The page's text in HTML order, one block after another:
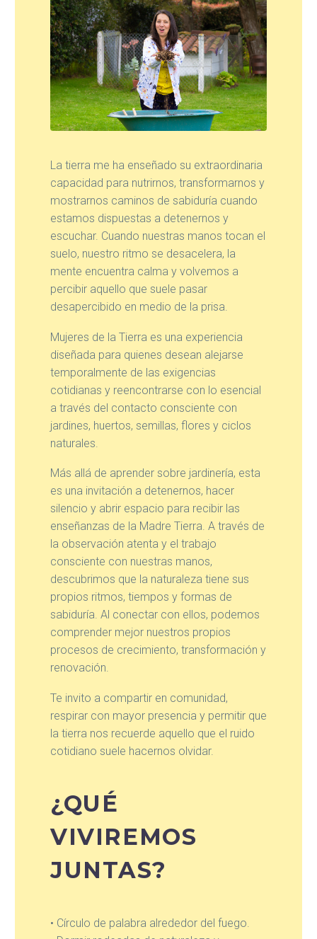
La tierra me ha enseñado su extraordinaria
capacidad para nutrirnos, transformarnos y
mostrarnos caminos de sabiduría cuando
estamos dispuestas a detenernos y
escuchar. Cuando nuestras manos tocan el
suelo, nuestro ritmo se desacelera, la
mente encuentra calma y volvemos a
percibir aquello que suele pasar
desapercibido en medio de la prisa.
Mujeres de la Tierra es una experiencia
diseñada para quienes desean alejarse
temporalmente de las exigencias
cotidianas y reencontrarse con lo esencial
a través del contacto consciente con
jardines, huertos, semillas, flores y ciclos
naturales.
Más allá de aprender sobre jardinería, esta
es una invitación a detenernos, hacer
silencio y abrir espacio para recibir las
enseñanzas de la Madre Tierra. A través de
la observación atenta y el trabajo
consciente con nuestras manos,
descubrimos que la naturaleza tiene sus
propios ritmos, tiempos y formas de
sabiduría. Al conectar con ellos, podemos
comprender mejor nuestros propios
procesos de crecimiento, transformación y
renovación.
Te invito a compartir en comunidad,
respirar con mayor presencia y permitir que
la tierra nos recuerde aquello que el ruido
cotidiano suele hacernos olvidar.
¿QUÉ
VIVIREMOS
JUNTAS?
• Círculo de palabra alrededor del fuego.